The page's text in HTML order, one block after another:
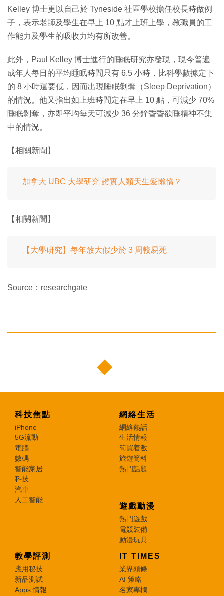
Kelley 博士更以自己於 Tyneside 社區學校擔任校長時做例
子，表示老師及學生在早上 10 點才上班上學，教職員的工
作能力及學生的吸收力均有所改善。
此外，Paul Kelley 博士進行的睡眠研究亦發現，現今普遍
成年人每日的平均睡眠時間只有 6.5 小時，比科學數據定下
的 8 小時還要低，因而出現睡眠剝奪（Sleep Deprivation）
的情況。他又指出如上班時間定在早上 10 點，可減少 70%
睡眠剝奪，亦即平均每天可減少 36 分鐘昏昏欲睡精神不集
中的情況。
【相關新聞】
加拿大 UBC 大學研究 證實人類天生愛懶惰？
【相關新聞】
【大學研究】每年放大假少於 3 周較易死
Source：researchgate
科技焦點
iPhone
5G流動
電腦
數碼
智能家居
科技
汽車
人工智能
網絡生活
網絡熱話
生活情報
筍買着數
旅遊筍料
熱門話題
遊戲動漫
熱門遊戲
電競裝備
動漫玩具
教學評測
應用秘技
新品測試
Apps 情報
IT TIMES
業界頭條
AI 策略
名家專欄